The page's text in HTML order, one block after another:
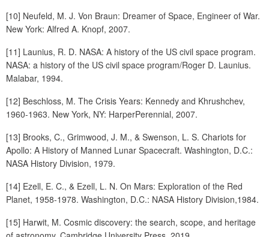
[10] Neufeld, M. J. Von Braun: Dreamer of Space, Engineer of War.
New York: Alfred A. Knopf, 2007.
[11] Launius, R. D. NASA: A history of the US civil space program.
NASA: a history of the US civil space program/Roger D. Launius.
Malabar, 1994.
[12] Beschloss, M. The Crisis Years: Kennedy and Khrushchev,
1960-1963. New York, NY: HarperPerennial, 2007.
[13] Brooks, C., Grimwood, J. M., & Swenson, L. S. Chariots for
Apollo: A History of Manned Lunar Spacecraft. Washington, D.C.:
NASA History Division, 1979.
[14] Ezell, E. C., & Ezell, L. N. On Mars: Exploration of the Red
Planet, 1958-1978. Washington, D.C.: NASA History Division,1984.
[15] Harwit, M. Cosmic discovery: the search, scope, and heritage